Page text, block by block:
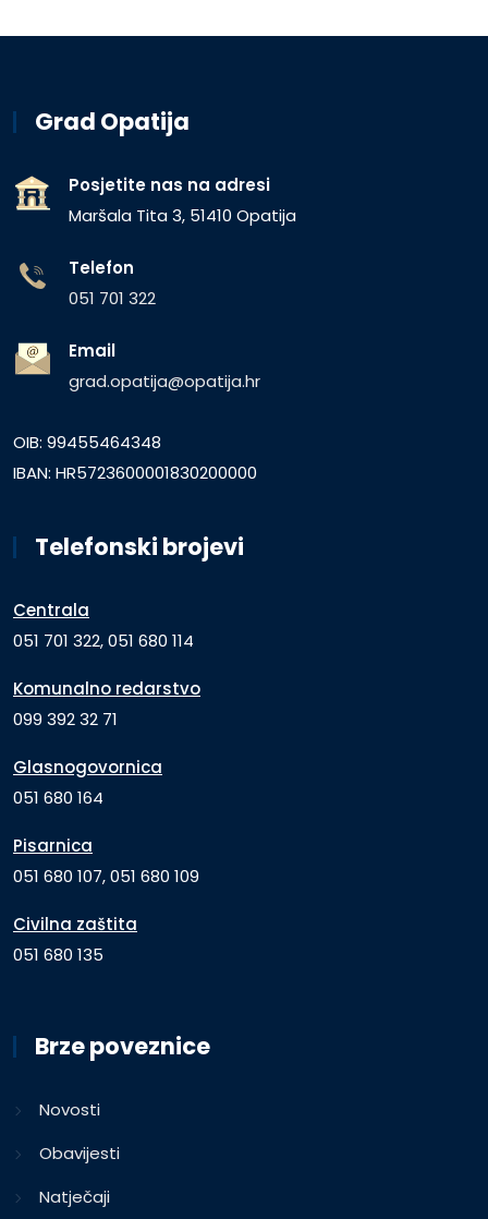
Grad Opatija
Posjetite nas na adresi
Maršala Tita 3, 51410 Opatija
Telefon
051 701 322
Email
grad.opatija@opatija.hr
OIB: 99455464348
IBAN: HR5723600001830200000
Telefonski brojevi
Centrala
051 701 322, 051 680 114
Komunalno redarstvo
099 392 32 71
Glasnogovornica
051 680 164
Pisarnica
051 680 107, 051 680 109
Civilna zaštita
051 680 135
Brze poveznice
Novosti
Obavijesti
Natječaji